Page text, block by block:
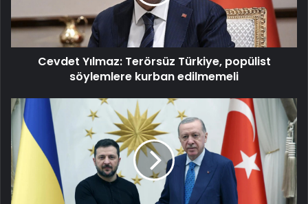
kurban
edilmemeli
Cevdet Yılmaz: Terörsüz Türkiye, popülist
söylemlere kurban edilmemeli
Zelensky'den
Cumhurbaşkanı
Erdoğan
ile
görüşme
sonrası
açıklama